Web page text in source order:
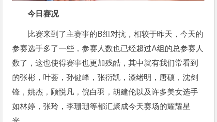
今日赛况
比赛来到了主赛事的B组对抗，相较于昨天，今天的
参赛选手多了一些，参赛人数也已经超过A组的总参赛人
数了，这也使得赛事也更加残酷，其中就有我们常看到
的张彬，叶荟，孙健峰，张衍凯，漆绪明，唐硕，沈剑
锋，姚杰，顾悦凡，倪白羽，胡建伦以及许多美女选手
如林婷，张玲，李珊珊等都汇聚成今天赛场的耀耀星